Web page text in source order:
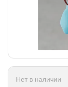
Нет в наличии